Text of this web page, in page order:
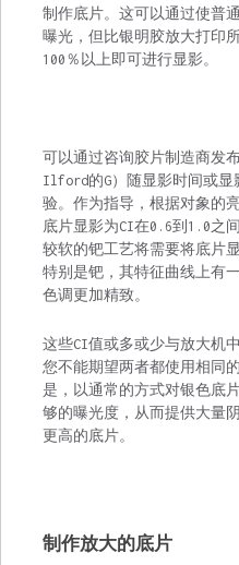
制作底片。这可以通过使普
曝光，但比银明胶放大打印
100％以上即可进行显影。
可以通过咨询胶片制造商发
Ilford的G）随显影时间或显
验。作为指导，根据对象的
底片显影为CI在0.6到1.0之
较软的钯工艺将需要将底片
特别是钯，其特征曲线上有
色调更加精致。
这些CI值或多或少与放大机
您不能期望两者都使用相同
是，以通常的方式对银色底
够的曝光度，从而提供大量
更高的底片。
制作放大的底片